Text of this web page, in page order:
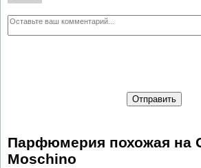
Отправить
Парфюмерия похожая на
Moschino